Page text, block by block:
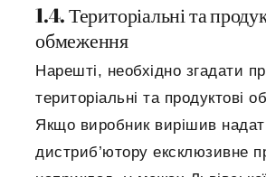
1.4. Територіальні та
обмеження
Нарешті, необхідно згадати
територіальні та продуктові
Якщо виробник вирішив
дистриб’ютору ексклюзивне